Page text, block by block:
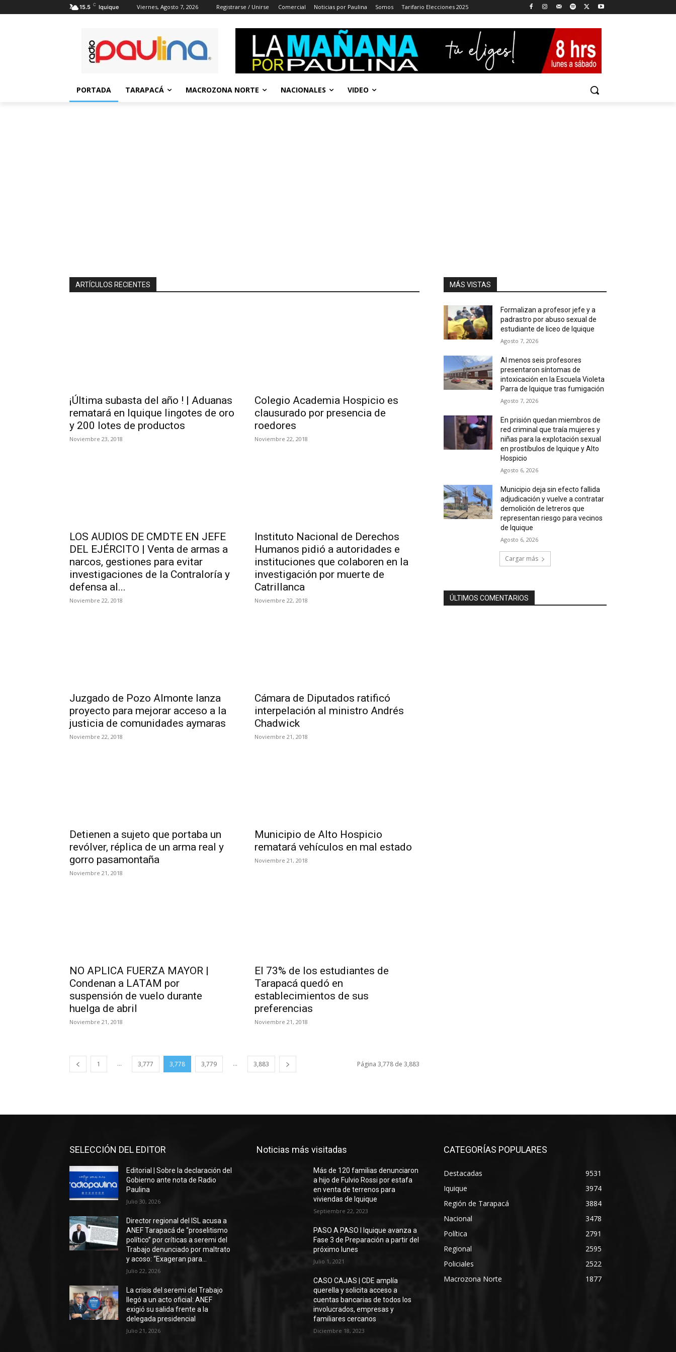
15.5 C Iquique Viernes, Agosto 7, 2026 Registrarse / Unirse Comercial Noticias por Paulina Somos Tarifario Elecciones 2025
PORTADA TARAPACÁ MACROZONA NORTE NACIONALES VIDEO
ARTÍCULOS RECIENTES
¡Última subasta del año ! | Aduanas
rematará en Iquique lingotes de oro
y 200 lotes de productos
Noviembre 23, 2018
Colegio Academia Hospicio es
clausurado por presencia de
roedores
Noviembre 22, 2018
LOS AUDIOS DE CMDTE EN JEFE
DEL EJÉRCITO | Venta de armas a
narcos, gestiones para evitar
investigaciones de la Contraloría y
defensa al...
Noviembre 22, 2018
Instituto Nacional de Derechos
Humanos pidió a autoridades e
instituciones que colaboren en la
investigación por muerte de
Catrillanca
Noviembre 22, 2018
Juzgado de Pozo Almonte lanza
proyecto para mejorar acceso a la
justicia de comunidades aymaras
Noviembre 22, 2018
Cámara de Diputados ratificó
interpelación al ministro Andrés
Chadwick
Noviembre 21, 2018
Detienen a sujeto que portaba un
revólver, réplica de un arma real y
gorro pasamontaña
Noviembre 21, 2018
Municipio de Alto Hospicio
rematará vehículos en mal estado
Noviembre 21, 2018
NO APLICA FUERZA MAYOR |
Condenan a LATAM por
suspensión de vuelo durante
huelga de abril
Noviembre 21, 2018
El 73% de los estudiantes de
Tarapacá quedó en
establecimientos de sus
preferencias
Noviembre 21, 2018
1 ... 3,777 3,778 3,779 ... 3,883 Página 3,778 de 3,883
MÁS VISTAS
Formalizan a profesor jefe y a
padrastro por abuso sexual de
estudiante de liceo de Iquique
Agosto 7, 2026
Al menos seis profesores
presentaron síntomas de
intoxicación en la Escuela Violeta
Parra de Iquique tras fumigación
Agosto 7, 2026
En prisión quedan miembros de
red criminal que traía mujeres y
niñas para la explotación sexual
en prostíbulos de Iquique y Alto
Hospicio
Agosto 6, 2026
Municipio deja sin efecto fallida
adjudicación y vuelve a contratar
demolición de letreros que
representan riesgo para vecinos
de Iquique
Agosto 6, 2026
Cargar más
ÚLTIMOS COMENTARIOS
SELECCIÓN DEL EDITOR
Editorial | Sobre la declaración del
Gobierno ante nota de Radio
Paulina
Julio 30, 2026
Director regional del ISL acusa a
ANEF Tarapacá de “proselitismo
político” por críticas a seremi del
Trabajo denunciado por maltrato
y acoso: “Exageran para...
Julio 22, 2026
La crisis del seremi del Trabajo
llegó a un acto oficial: ANEF
exigió su salida frente a la
delegada presidencial
Julio 21, 2026
Noticias más visitadas
Más de 120 familias denunciaron
a hijo de Fulvio Rossi por estafa
en venta de terrenos para
viviendas de Iquique
Septiembre 22, 2023
PASO A PASO I Iquique avanza a
Fase 3 de Preparación a partir del
próximo lunes
Julio 1, 2021
CASO CAJAS | CDE amplía
querella y solicita acceso a
cuentas bancarias de todos los
involucrados, empresas y
familiares cercanos
Diciembre 18, 2023
CATEGORÍAS POPULARES
Destacadas
9531
Iquique
3974
Región de Tarapacá
3884
Nacional
3478
Política
2791
Regional
2595
Policiales
2522
Macrozona Norte
1877